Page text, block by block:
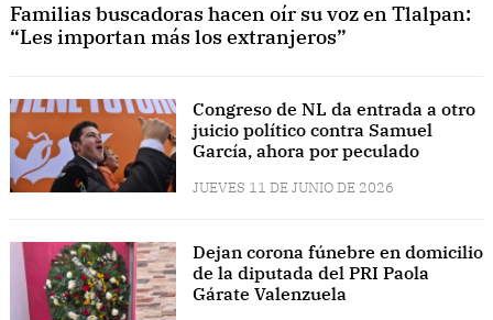
Familias buscadoras hacen oír su voz en Tlalpan:
“Les importan más los extranjeros”
Congreso de NL da entrada a otro
juicio político contra Samuel
García, ahora por peculado
JUEVES 11 DE JUNIO DE 2026
Dejan corona fúnebre en domicilio
de la diputada del PRI Paola
Gárate Valenzuela